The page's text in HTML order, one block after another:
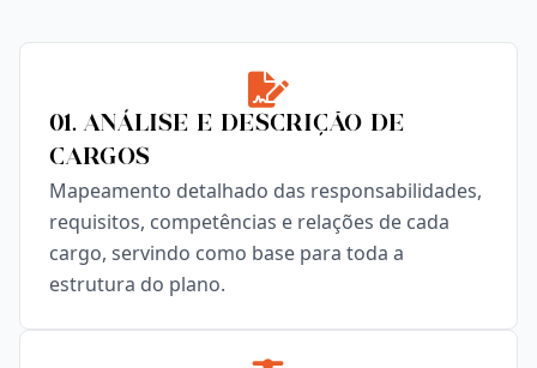
01. Análise e Descrição de
Cargos
Mapeamento detalhado das responsabilidades,
requisitos, competências e relações de cada
cargo, servindo como base para toda a
estrutura do plano.